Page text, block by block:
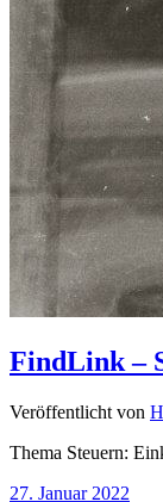
FindLink –
Veröffentlicht von
Thema Steuern:
27. Januar 2022